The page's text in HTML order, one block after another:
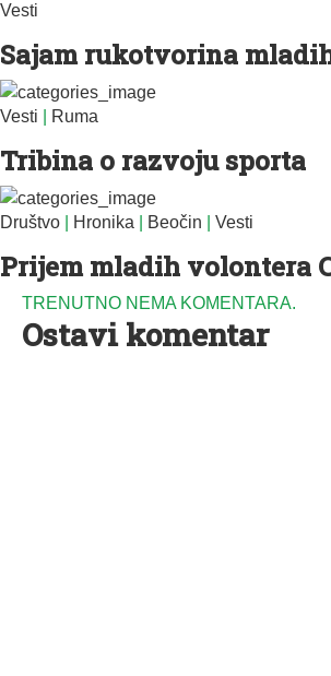
Vesti
Sajam rukotvorina
Vesti Ruma
Tribina o razvoju sporta
Društvo Hronika Beočin Vesti
Prijem mladih volontera
TRENUTNO NEMA KOMENTARA.
Ostavi komentar